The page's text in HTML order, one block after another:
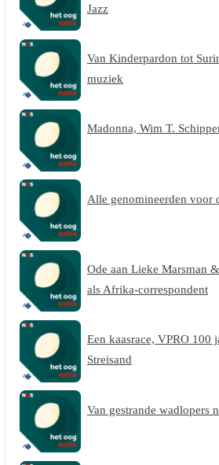
Jazz
Van Kinderpardon tot
muziek
Madonna, Wim T.
Alle genomineerden voor
Ode aan Lieke Marsman
als Afrika-correspondent
Een kaasrace, VPRO 100
Streisand
Van gestrande wadlopers